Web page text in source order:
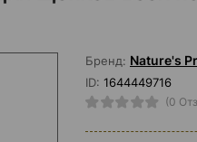
Бренд: Nature's
ID: 1644449716
(0